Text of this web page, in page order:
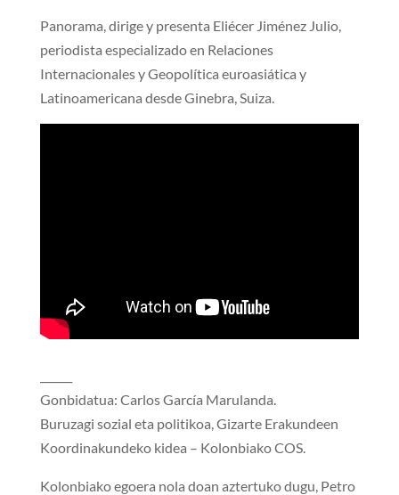
Panorama, dirige y presenta Eliécer Jiménez Julio,
periodista especializado en Relaciones
Internacionales y Geopolítica euroasiática y
Latinoamericana desde Ginebra, Suiza.
Gonbidatua: Carlos García Marulanda.
Buruzagi sozial eta politikoa, Gizarte Erakundeen
Koordinakundeko kidea – Kolonbiako COS.
Kolonbiako egoera nola doan aztertuko dugu, Petro